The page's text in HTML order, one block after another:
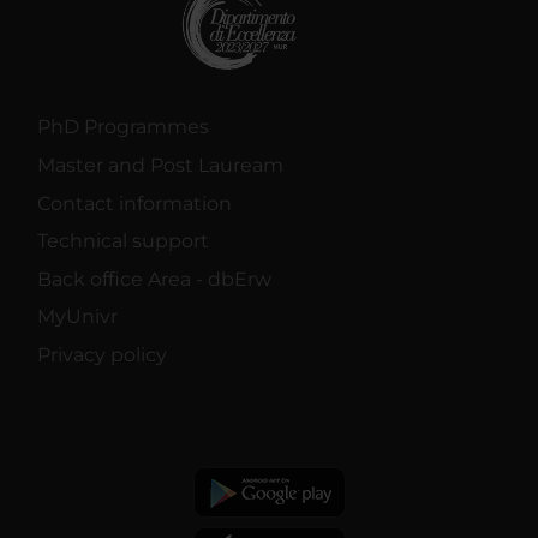
PhD Programmes
Master and Post Lauream
Contact information
Technical support
Back office Area - dbErw
MyUnivr
Privacy policy